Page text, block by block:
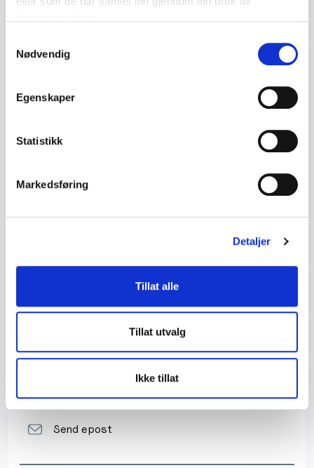
Nødvendig
Egenskaper
Statistikk
Markedsføring
Detaljer
Tillat alle
Tillat utvalg
Ikke tillat
Se nettside
95801043
Organisasjonsnummer
Asker og Røyken Håndverk Byggmester
Per Hagen
Mellomdammen 17, 3475 SÆTRE
92053837
Send epost